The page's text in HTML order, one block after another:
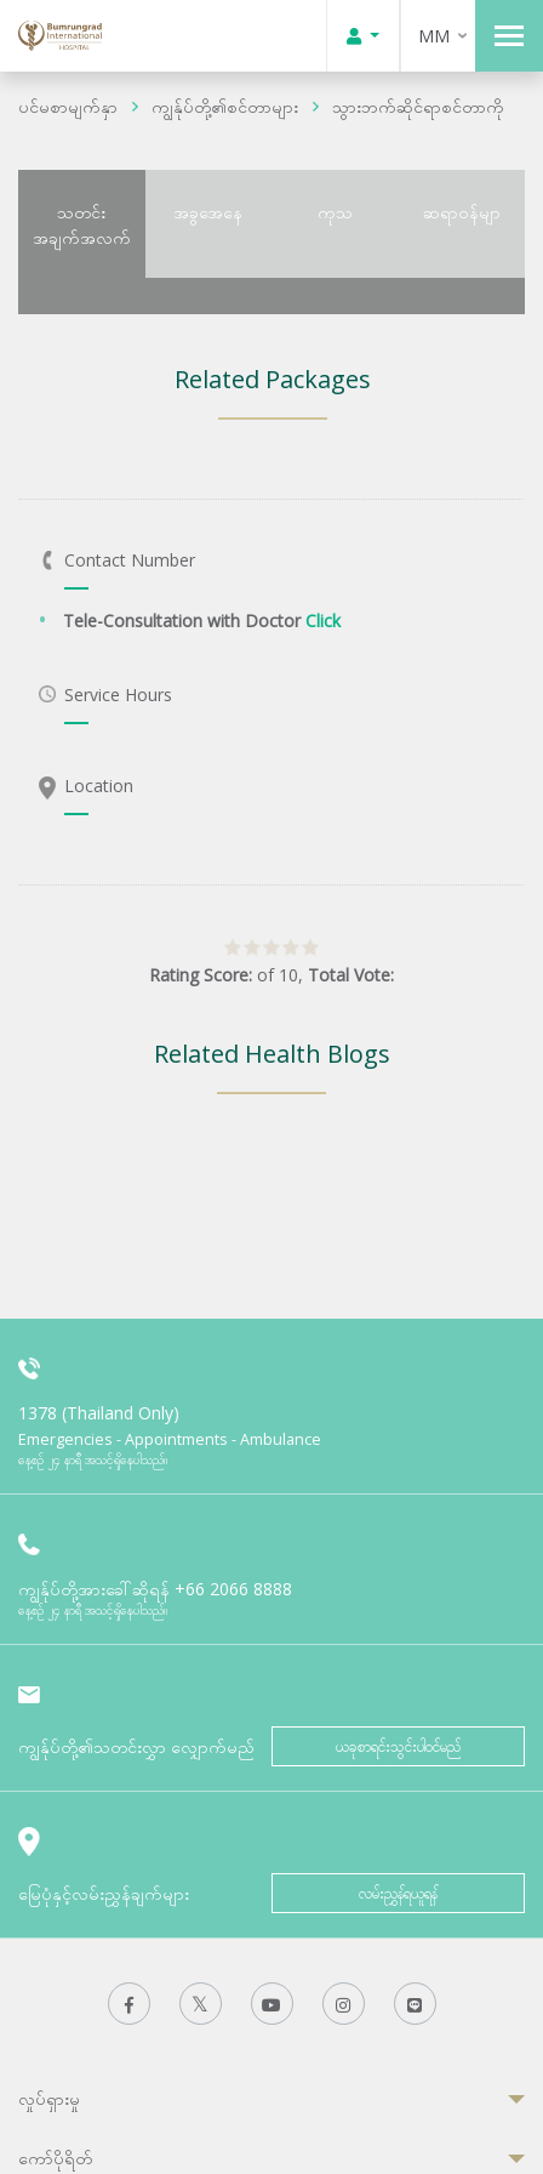
MM
ပင်မစာမျက်နှာ ကျွန်ုပ်တို့၏စင်တာများ သွားဘက်ဆိုင်ရာစင်တာကို
သတင်း
အချက်အလက်
အခွအေနေ ကုသ ဆရာဝန်မျာ
Related Packages
Contact Number
Tele-Consultation with DoctorClick
Service Hours
Location
Rating Score: of 10, Total Vote:
Related Health Blogs
1378 (Thailand Only)
Emergencies - Appointments - Ambulance
နေ့စဉ် ၂၄ နာရီ အသင့်ရှိနေပါသည်။
ကျွန်ုပ်တို့အားခေါ်ဆိုရန် +66 2066 8888
နေ့စဉ် ၂၄ နာရီ အသင့်ရှိနေပါသည်။
ကျွန်ုပ်တို့၏သတင်းလွှာ လျှောက်မည် ယခုစာရင်းသွင်းပါဝင်မည်
မြေပုံနှင့်လမ်းညွှန်ချက်များ လမ်းညွှန်ရယူရန်
လှုပ်ရှားမှု
ကော်ပိုရိတ်